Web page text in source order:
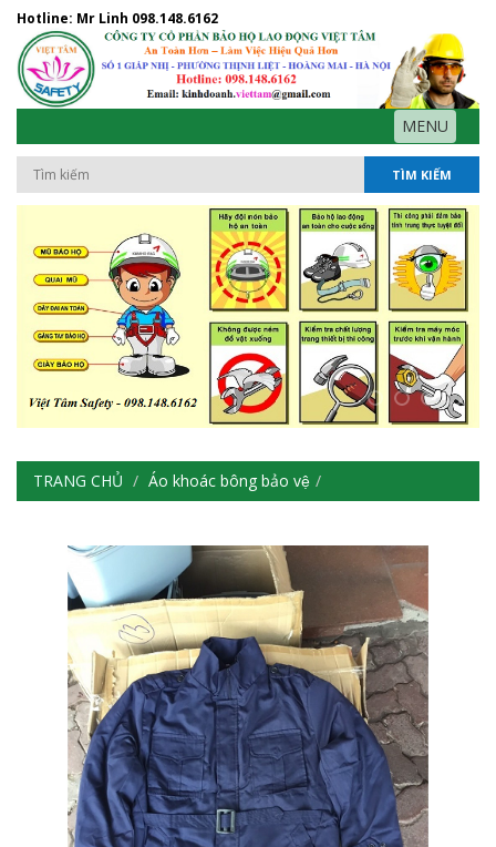
Hotline: Mr Linh 098.148.6162
MENU
TÌM KIẾM
TRANG CHỦ Áo khoác bông bảo vệ